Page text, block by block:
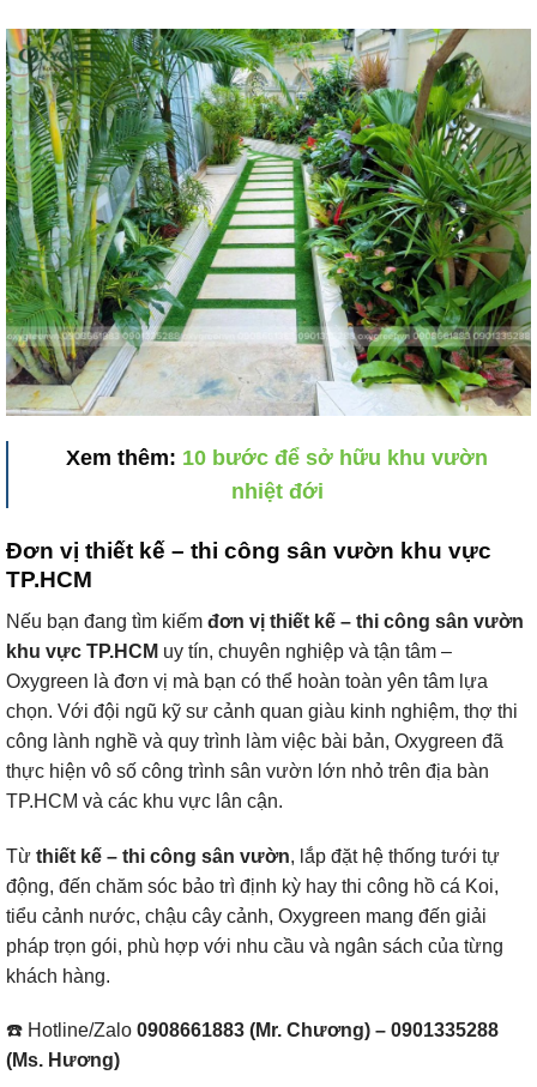
Xem thêm: 10 bước để sở hữu khu vườn
nhiệt đới
Đơn vị thiết kế – thi công sân vườn khu vực
TP.HCM
Nếu bạn đang tìm kiếm đơn vị thiết kế – thi công sân vườn
khu vực TP.HCM uy tín, chuyên nghiệp và tận tâm –
Oxygreen là đơn vị mà bạn có thể hoàn toàn yên tâm lựa
chọn. Với đội ngũ kỹ sư cảnh quan giàu kinh nghiệm, thợ thi
công lành nghề và quy trình làm việc bài bản, Oxygreen đã
thực hiện vô số công trình sân vườn lớn nhỏ trên địa bàn
TP.HCM và các khu vực lân cận.
Từ thiết kế – thi công sân vườn, lắp đặt hệ thống tưới tự
động, đến chăm sóc bảo trì định kỳ hay thi công hồ cá Koi,
tiểu cảnh nước, chậu cây cảnh, Oxygreen mang đến giải
pháp trọn gói, phù hợp với nhu cầu và ngân sách của từng
khách hàng.
☎️ Hotline/Zalo 0908661883 (Mr. Chương) – 0901335288
(Ms. Hương)